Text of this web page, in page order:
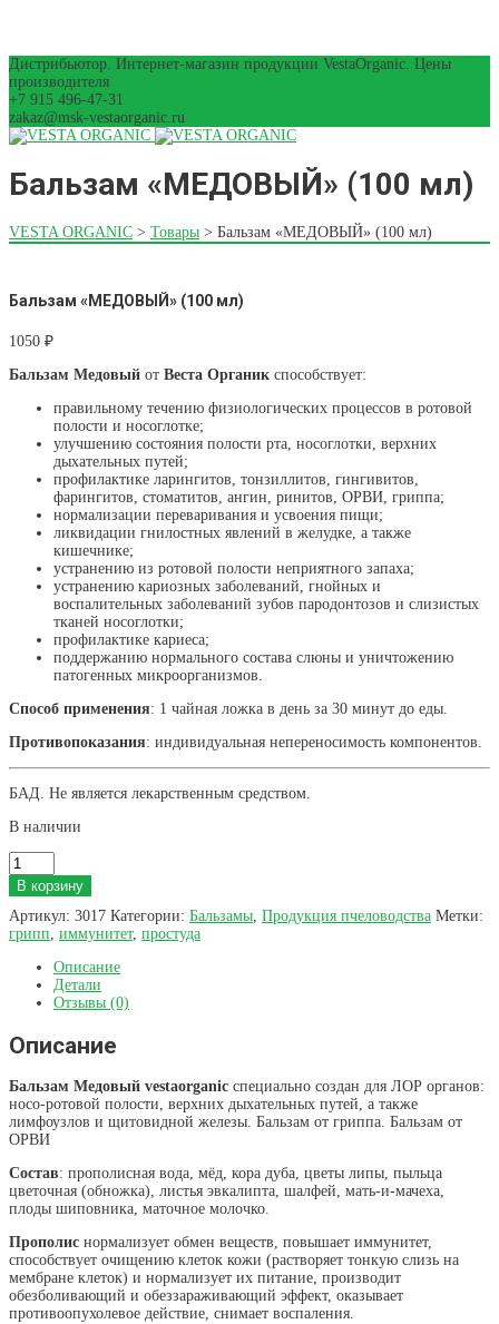
Дистрибьютор. Интернет-магазин продукции VestaOrganic. Цены
производителя
+7 915 496-47-31
zakaz@msk-vestaorganic.ru
Бальзам «МЕДОВЫЙ» (100 мл)
VESTA ORGANIC > Товары > Бальзам «МЕДОВЫЙ» (100 мл)
Бальзам «МЕДОВЫЙ» (100 мл)
1050 ₽
Бальзам Медовый от Веста Органик способствует:
правильному течению физиологических процессов в ротовой
полости и носоглотке;
улучшению состояния полости рта, носоглотки, верхних
дыхательных путей;
профилактике ларингитов, тонзиллитов, гингивитов,
фарингитов, стоматитов, ангин, ринитов, ОРВИ, гриппа;
нормализации переваривания и усвоения пищи;
ликвидации гнилостных явлений в желудке, а также
кишечнике;
устранению из ротовой полости неприятного запаха;
устранению кариозных заболеваний, гнойных и
воспалительных заболеваний зубов пародонтозов и слизистых
тканей носоглотки;
профилактике кариеса;
поддержанию нормального состава слюны и уничтожению
патогенных микроорганизмов.
Способ применения: 1 чайная ложка в день за 30 минут до еды.
Противопоказания: индивидуальная непереносимость компонентов.
БАД. Не является лекарственным средством.
В наличии
Количество
товара
Бальзам
"МЕДОВЫЙ"
(100
В корзину
Артикул: 3017 Категории: Бальзамы, Продукция пчеловодства Метки:
грипп, иммунитет, простуда
Описание
Детали
Отзывы (0)
Описание
Бальзам Медовый vestaorganic специально создан для ЛОР органов:
носо-ротовой полости, верхних дыхательных путей, а также
лимфоузлов и щитовидной железы. Бальзам от гриппа. Бальзам от
ОРВИ
Состав: прополисная вода, мёд, кора дуба, цветы липы, пыльца
цветочная (обножка), листья эвкалипта, шалфей, мать-и-мачеха,
плоды шиповника, маточное молочко.
Прополис нормализует обмен веществ, повышает иммунитет,
способствует очищению клеток кожи (растворяет тонкую слизь на
мембране клеток) и нормализует их питание, производит
обезболивающий и обеззараживающий эффект, оказывает
противоопухолевое действие, снимает воспаления.